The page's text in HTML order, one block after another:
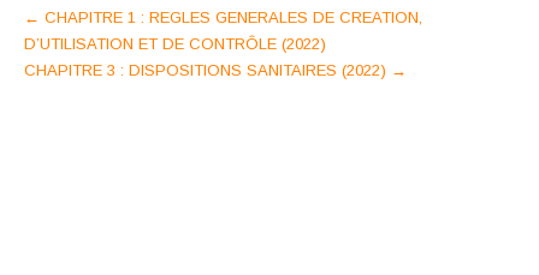
Post
navigation
← CHAPITRE 1 : REGLES GENERALES DE CREATION,
D’UTILISATION ET DE CONTRÔLE (2022)
CHAPITRE 3 : DISPOSITIONS SANITAIRES (2022) →